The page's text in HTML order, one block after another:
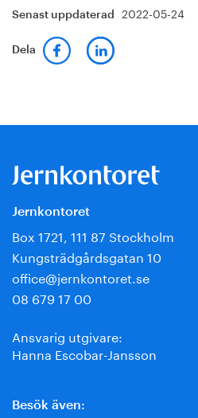
Senast uppdaterad 2022-05-24
Dela
Jernkontoret
Box 1721, 111 87 Stockholm
Kungsträdgårdsgatan 10
office@jernkontoret.se
08 679 17 00
Ansvarig utgivare:
Hanna Escobar-Jansson
Besök även: